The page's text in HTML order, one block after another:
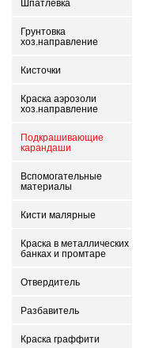
Шпатлевка
Грунтовка
хоз.направление
Кисточки
Краска аэрозоли
хоз.направление
Подкрашивающие
карандаши
Вспомогательные
материалы
Кисти малярные
Краска в металлических
банках и промтаре
Отвердитель
Разбавитель
Краска граффити